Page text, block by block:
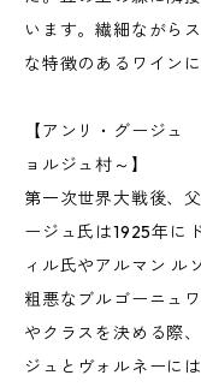
います。繊細ながら
な特徴のあるワインに
【アンリ・グージ
ョルジュ村～】
第一次世界大戦後、
ージュ氏は1925年に
ィル氏やアルマン ル
粗悪なブルゴーニュ
やクラスを決める際
ジュとヴォルネーに